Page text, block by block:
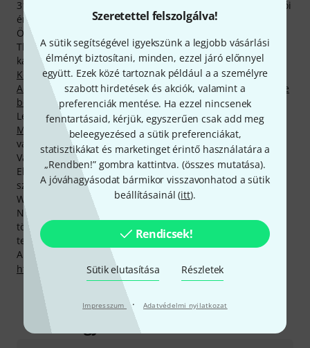
Szeretettel felszolgálva!
A sütik segítségével igyekszünk a legjobb vásárlási
élményt biztosítani, minden, ezzel járó előnnyel
együtt. Ezek közé tartoznak például a a személyre
szabott hirdetések és akciók, valamint a
preferenciák mentése. Ha ezzel nincsenek
fenntartásaid, kérjük, egyszerűen csak add meg
beleegyezésed a sütik preferenciákat,
statisztikákat és marketinget érintő használatára a
„Rendben!” gombra kattintva. (összes mutatása).
A jóváhagyásodat bármikor visszavonhatod a sütik
beállításainál (itt).
Rendicsek!
Sütik elutasítása Részletek
Impresszum · Adatvédelmi nyilatkozat
315 különböző 360 fokos, zoomolható kép és 49179 vásárlói
értékelés.
Összesen 188 Neutrik-termék tartózkodik jelenleg a
Thomann legkeresettebb termékei közt, az alábbi
kategóriákban:3-pol. XLR csatlakozók (dugók és aljzatok)
Kódológyűrűk,Egyéb kiegészítők ,Optikai kábelek,
Adatcsatlakozók,Digitálisinterfész-kábelekésAnalóg Stage
boxok
Legtöbbször eladott Neutrik-termékünk neveNeutrik NC3
MXX
. Minden idők legkeresettebbje az eddig 100.000
vásárlónk által hazavitt
Neutrik NC3 FXX .
Vásárlói számára a(z) Neutrik 2 évnyi garanciát szavatol.
Ehhez mi még hozzáteszünk egy évet, és vásárlóink
számára három teljes évnyi garanciát szavatolunk.
Weboldalunk leggyakrabban látogatott termékoldalain
Neutrik -termékek találhatók. Pusztán az előző hónapban
több mint 500.000 alkalommal nyitották meg a gyártó
termékeinek oldalait online áruházunkban.
A gyártóval kapcsolatban itt találsz bővebb tájékoztatást:
http://www.neutrik.com
Így érhetsz el minket